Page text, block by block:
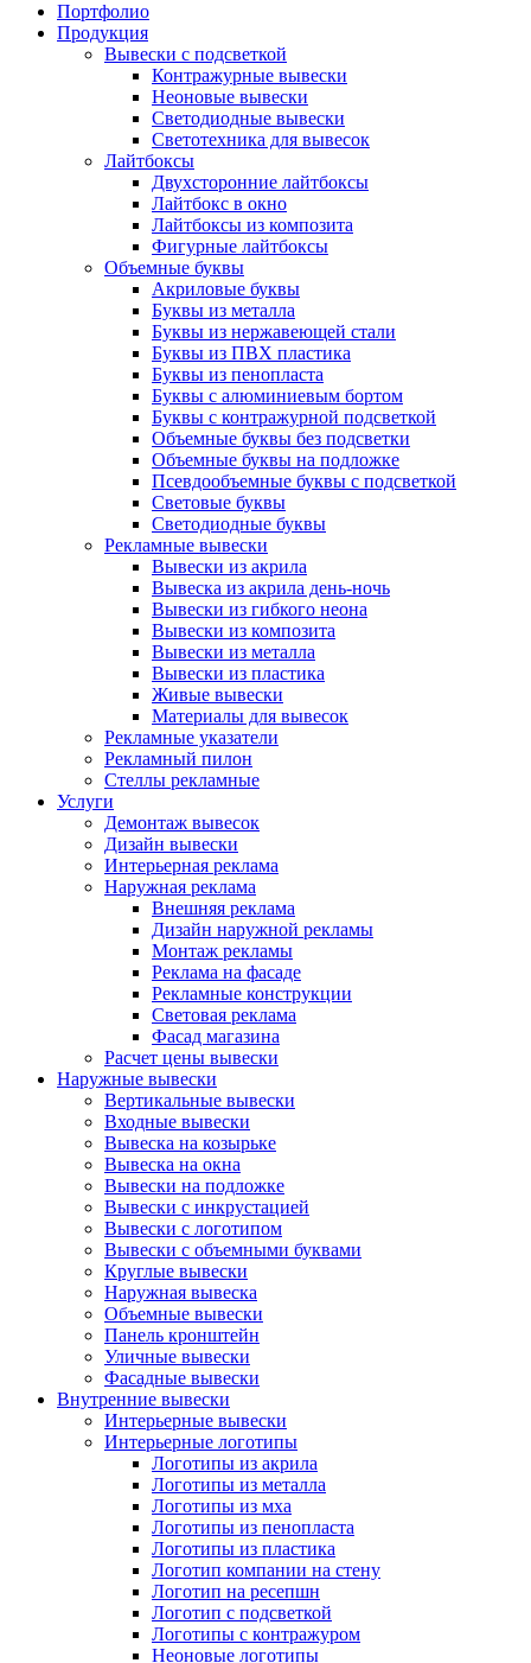
Портфолио
Продукция
Вывески с подсветкой
Контражурные вывески
Неоновые вывески
Светодиодные вывески
Светотехника для вывесок
Лайтбоксы
Двухсторонние лайтбоксы
Лайтбокс в окно
Лайтбоксы из композита
Фигурные лайтбоксы
Объемные буквы
Акриловые буквы
Буквы из металла
Буквы из нержавеющей стали
Буквы из ПВХ пластика
Буквы из пенопласта
Буквы с алюминиевым бортом
Буквы с контражурной подсветкой
Объемные буквы без подсветки
Объемные буквы на подложке
Псевдообъемные буквы с подсветкой
Световые буквы
Светодиодные буквы
Рекламные вывески
Вывески из акрила
Вывеска из акрила день-ночь
Вывески из гибкого неона
Вывески из композита
Вывески из металла
Вывески из пластика
Живые вывески
Материалы для вывесок
Рекламные указатели
Рекламный пилон
Стеллы рекламные
Услуги
Демонтаж вывесок
Дизайн вывески
Интерьерная реклама
Наружная реклама
Внешняя реклама
Дизайн наружной рекламы
Монтаж рекламы
Реклама на фасаде
Рекламные конструкции
Световая реклама
Фасад магазина
Расчет цены вывески
Наружные вывески
Вертикальные вывески
Входные вывески
Вывеска на козырьке
Вывеска на окна
Вывески на подложке
Вывески с инкрустацией
Вывески с логотипом
Вывески с объемными буквами
Круглые вывески
Наружная вывеска
Объемные вывески
Панель кронштейн
Уличные вывески
Фасадные вывески
Внутренние вывески
Интерьерные вывески
Интерьерные логотипы
Логотипы из акрила
Логотипы из металла
Логотипы из мха
Логотипы из пенопласта
Логотипы из пластика
Логотип компании на стену
Логотип на ресепшн
Логотип с подсветкой
Логотипы с контражуром
Неоновые логотипы